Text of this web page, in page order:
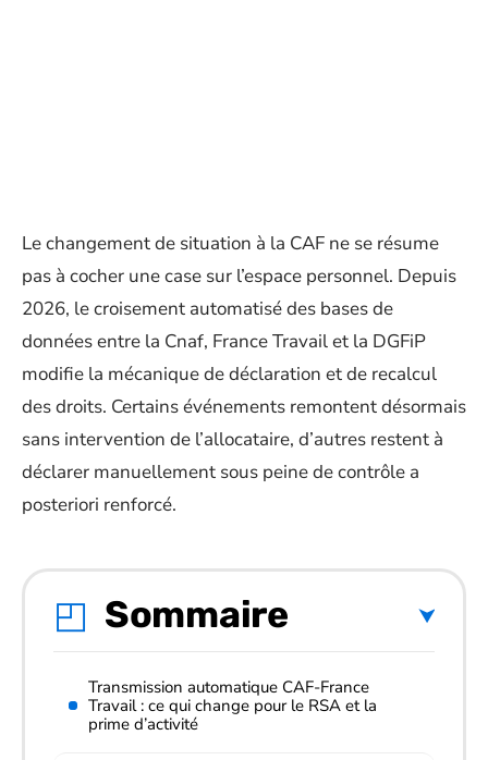
Le changement de situation à la CAF ne se résume
pas à cocher une case sur l’espace personnel. Depuis
2026, le croisement automatisé des bases de
données entre la Cnaf, France Travail et la DGFiP
modifie la mécanique de déclaration et de recalcul
des droits. Certains événements remontent désormais
sans intervention de l’allocataire, d’autres restent à
déclarer manuellement sous peine de contrôle a
posteriori renforcé.
Sommaire
Transmission automatique CAF-France
Travail : ce qui change pour le RSA et la
prime d’activité